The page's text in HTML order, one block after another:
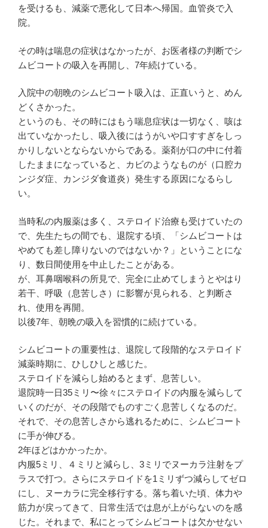
を受けるも、減薬で悪化して日本へ帰国。血管炎で入
院。
その時は喘息の症状はなかったが、お医者様の判断でシ
ムビコートの吸入を再開し、7年続けている。
入院中の朝晩のシムビコート吸入は、正直いうと、めん
どくさかった。
というのも、その時にはもう喘息症状は一切なく、咳は
出ていなかったし、吸入後にはうがいや口すすぎをしっ
かりしないとならないからである。薬剤が口の中に付着
したままになっていると、カビのようなものが（口腔カ
ンジダ症、カンジダ食道炎）発生する原因になるらし
い。
当時私の内服薬は多く、ステロイド治療も受けていたの
で、先生たちの間でも、退院する頃、「シムビコートは
やめても差し障りないのではないか？」ということにな
り、数日間使用を中止したことがある。
が、耳鼻咽喉科の所見で、完全に止めてしまうとやはり
若干、呼吸（息苦しさ）に影響が見られる、と判断さ
れ、使用を再開。
以後7年、朝晩の吸入を習慣的に続けている。
シムビコートの重要性は、退院して段階的なステロイド
減薬時期に、ひしひしと感じた。
ステロイドを減らし始めるとまず、息苦しい。
退院時一日35ミリ〜徐々にステロイドの内服を減らして
いくのだが、その段階でものすごく息苦しくなるのだ。
それで、その息苦しさから逃れるために、シムビコート
に手が伸びる。
2年ほどはかかったか。
内服5ミリ、４ミリと減らし、3ミリでヌーカラ注射をプ
ラスで打つ。さらにステロイドを1ミリずつ減らしてゼロ
にし、ヌーカラに完全移行する。落ち着いた頃、体力や
筋力が戻ってきて、日常生活では息が上がらないのを感
じた。それまで、私にとってシムビコートは欠かせない